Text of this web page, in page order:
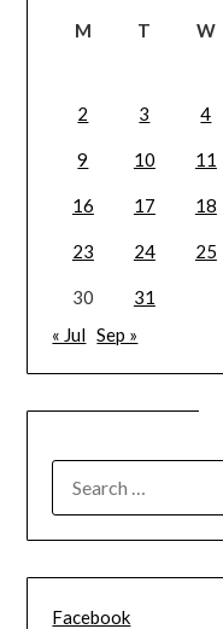
M T W
2 3 4
9 10 11
16 17 18
23 24 25
30
31
« Jul Sep »
FOR:
Facebook